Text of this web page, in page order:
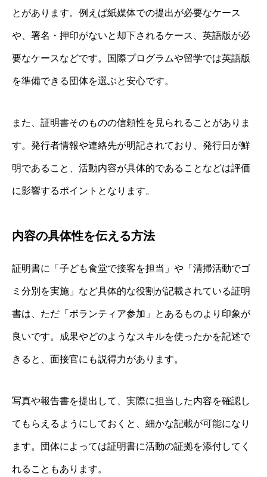
とがあります。例えば紙媒体での提出が必要なケース
や、署名・押印がないと却下されるケース、英語版が必
要なケースなどです。国際プログラムや留学では英語版
を準備できる団体を選ぶと安心です。
また、証明書そのものの信頼性を見られることがありま
す。発行者情報や連絡先が明記されており、発行日が鮮
明であること、活動内容が具体的であることなどは評価
に影響するポイントとなります。
内容の具体性を伝える方法
証明書に「子ども食堂で接客を担当」や「清掃活動でゴ
ミ分別を実施」など具体的な役割が記載されている証明
書は、ただ「ボランティア参加」とあるものより印象が
良いです。成果やどのようなスキルを使ったかを記述で
きると、面接官にも説得力があります。
写真や報告書を提出して、実際に担当した内容を確認し
てもらえるようにしておくと、細かな記載が可能になり
ます。団体によっては証明書に活動の証拠を添付してく
れることもあります。